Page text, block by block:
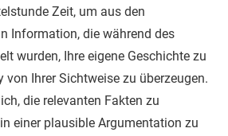
Zeit, um aus den
Information, die während des
wurden, Ihre eigene Geschichte zu
von Ihrer Sichtweise zu überzeugen.
die relevanten Fakten zu
einer plausible Argumentation zu